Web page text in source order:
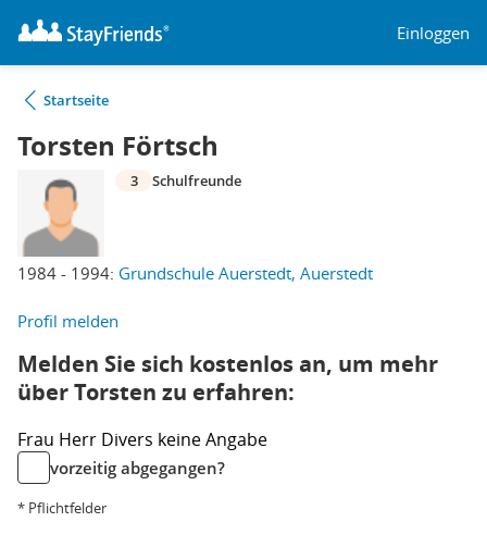
Einloggen
Startseite
Torsten Förtsch
1984 - 1994: Grundschule Auerstedt, Auerstedt
3 Schulfreunde
Profil melden
Melden Sie sich kostenlos an, um mehr
über Torsten zu erfahren:
Frau Herr Divers keine Angabe
vorzeitig abgegangen?
* Pflichtfelder